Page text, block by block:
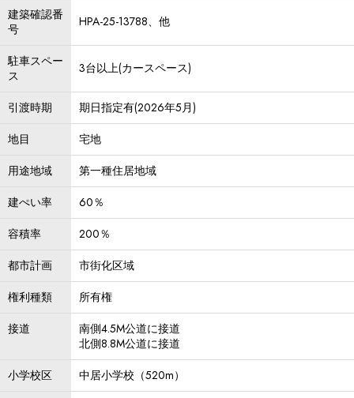
建築確認番
号
HPA-25-13788、他
駐車スペー
ス
3台以上(カースペース)
引渡時期
期日指定有(2026年5月)
地目
宅地
用途地域
第一種住居地域
建ぺい率
60％
容積率
200％
都市計画
市街化区域
権利種類
所有権
接道
南側4.5M公道に接道
北側8.8M公道に接道
小学校区
中居小学校（520m）